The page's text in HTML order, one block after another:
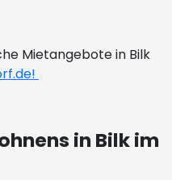
Mietangebote in Bilk
in Bilk im